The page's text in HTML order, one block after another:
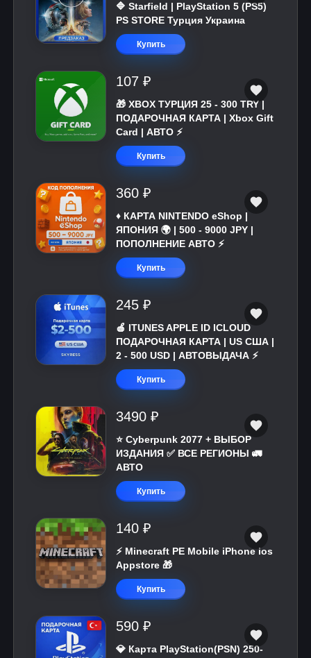
🔷 Starfield | PlayStation 5 (PS5)
PS STORE Турция Украина
Купить
107 ₽
🎁 XBOX ТУРЦИЯ 25 - 300 TRY |
ПОДАРОЧНАЯ КАРТА | Xbox Gift
Card | АВТО ⚡
Купить
360 ₽
♦️ КАРТА NINTENDO eShop |
ЯПОНИЯ 🌍 | 500 - 9000 JPY |
ПОПОЛНЕНИЕ АВТО ⚡
Купить
245 ₽
🍎 ITUNES APPLE ID ICLOUD
ПОДАРОЧНАЯ КАРТА | US США |
2 - 500 USD | АВТОВЫДАЧА ⚡️
Купить
3490 ₽
⭐ Cyberpunk 2077 + ВЫБОР
ИЗДАНИЯ ✅ ВСЕ РЕГИОНЫ 🚛
АВТО
Купить
140 ₽
⚡️ Minecraft PE Mobile iPhone ios
Appstore 🎁
Купить
590 ₽
💎 Карта PlayStation(PSN) 250-